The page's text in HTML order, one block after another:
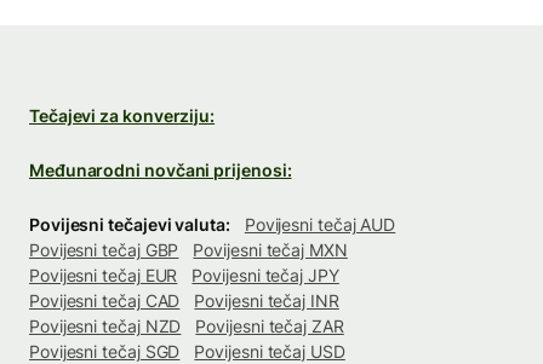
Tečajevi za konverziju:
Međunarodni novčani prijenosi:
Povijesni tečajevi valuta:
Povijesni tečaj AUD
Povijesni tečaj GBP
Povijesni tečaj MXN
Povijesni tečaj EUR
Povijesni tečaj JPY
Povijesni tečaj CAD
Povijesni tečaj INR
Povijesni tečaj NZD
Povijesni tečaj ZAR
Povijesni tečaj SGD
Povijesni tečaj USD